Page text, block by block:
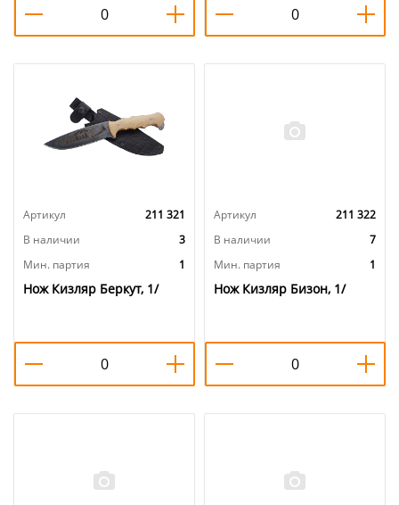
Артикул
211 321
В наличии
3
Мин. партия
1
Нож Кизляр Беркут, 1/
Артикул
211 322
В наличии
7
Мин. партия
1
Нож Кизляр Бизон, 1/